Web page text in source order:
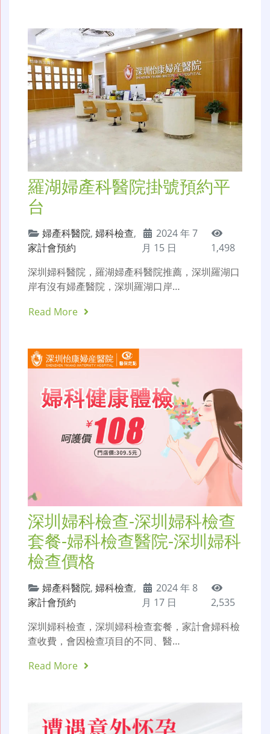
羅湖婦產科醫院掛號預約平
台
婦產科醫院, 婦科檢查,
家計會預約
2024 年 7
月 15 日
1,498
深圳婦科醫院，羅湖婦產科醫院推薦，深圳羅湖口
岸有沒有婦產醫院，深圳羅湖口岸…
Read More
深圳婦科檢查-深圳婦科檢查
套餐-婦科檢查醫院-深圳婦科
檢查價格
婦產科醫院, 婦科檢查,
家計會預約
2024 年 8
月 17 日
2,535
深圳婦科檢查，深圳婦科檢查套餐，家計會婦科檢
查收費，會因檢查項目的不同、醫…
Read More